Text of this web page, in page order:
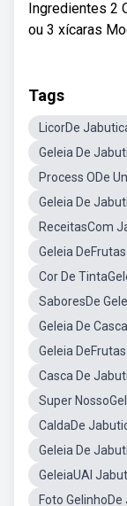
Ingredientes 2
ou 3 xícaras
Tags
LicorDe
Geleia De
Process ODe
Geleia De
ReceitasCom
Geleia
Cor De
SaboresDe
Geleia De
Geleia
Casca De
Super
CaldaDe
Geleia De
GeleiaUAI
Foto